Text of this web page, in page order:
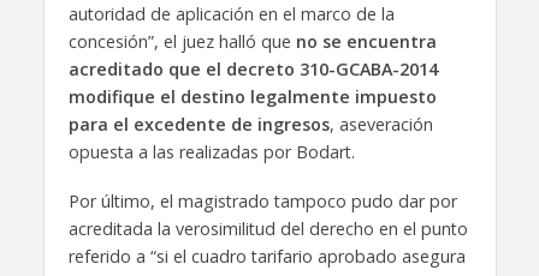
autoridad de aplicación en el marco de la
concesión”, el juez halló que no se encuentra
acreditado que el decreto 310-GCABA-2014
modifique el destino legalmente impuesto
para el excedente de ingresos, aseveración
opuesta a las realizadas por Bodart.
Por último, el magistrado tampoco pudo dar por
acreditada la verosimilitud del derecho en el punto
referido a “si el cuadro tarifario aprobado asegura